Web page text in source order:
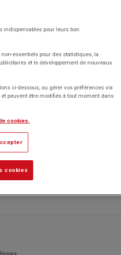
de Noël.
indispensables pour leurs bon
essentiels pour des statistiques, la
et le développement de nouveaux
ci-dessous, ou gérer vos préférences via
peuvent être modifiés à tout moment dans
cookies.
cookies